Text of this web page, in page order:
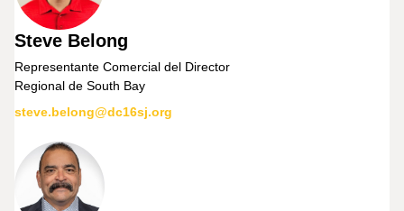
Steve Belong
Representante Comercial del Director
Regional de South Bay
steve.belong@dc16sj.org